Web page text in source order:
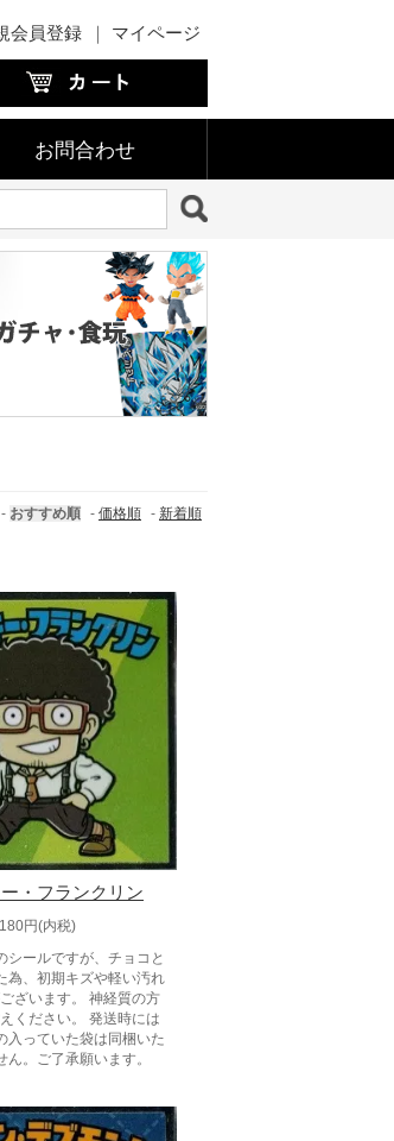
会員登録 ｜ マイページ
お問合わせ
- おすすめ順 - 価格順 - 新着順
・フランクリン
180円(内税)
ールですが、チョコと
為、初期キズや軽い汚れ
ざいます。 神経質の方
ください。 発送時には
入っていた袋は同梱いた
ん。ご了承願います。